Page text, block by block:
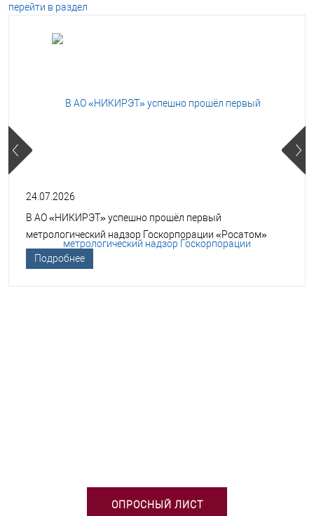
перейти в раздел
24.07.2026
В АО «НИКИРЭТ» успешно прошёл первый
метрологический надзор Госкорпорации «Росатом»
Подробнее
ОПРОСНЫЙ ЛИСТ